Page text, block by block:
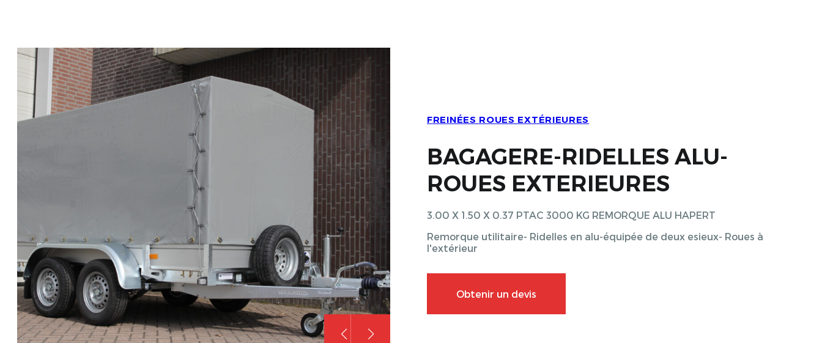
FREINÉES ROUES EXTÉRIEURES
BAGAGERE-RIDELLES ALU-
ROUES EXTERIEURES
3.00 X 1.50 X 0.37 PTAC 3000 KG REMORQUE ALU HAPERT
Remorque utilitaire- Ridelles en alu-équipée de deux esieux- Roues à
l'extérieur
Obtenir un devis